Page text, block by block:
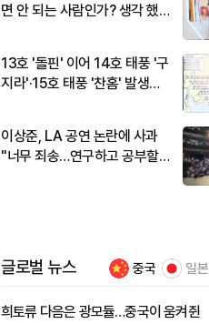
면 안 되는 사람인가? 생각 했
13호 '돌핀' 이어 14호 태풍 '구
지라'·15호 태풍 '찬홈' 발생…
이상준, LA 공연 논란에 사과
"너무 죄송…연구하고 공부할
글로벌 뉴스 중국 일본
희토류 다음은 광모듈…중국이 움켜쥔